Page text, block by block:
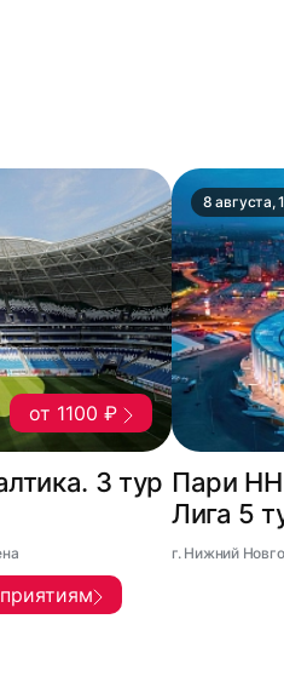
от 1100 ₽
3 тур
8 августа,
Пари
Лига 5
г. Нижний